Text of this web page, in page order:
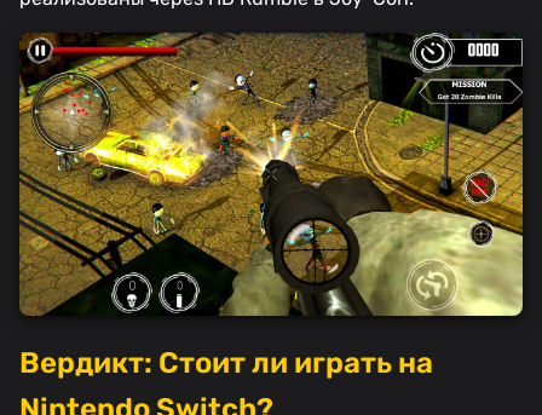
Вердикт: Стоит ли играть на